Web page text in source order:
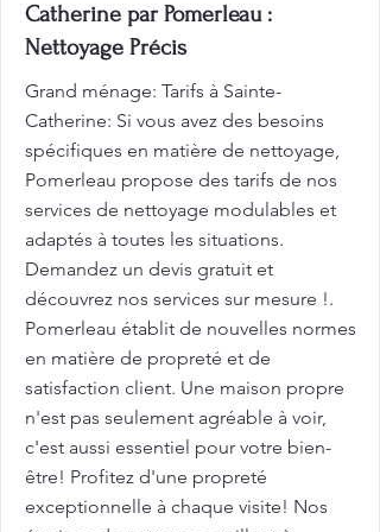
Catherine par Pomerleau :
Nettoyage Précis
Grand ménage: Tarifs à Sainte-
Catherine: Si vous avez des besoins
spécifiques en matière de nettoyage,
Pomerleau propose des tarifs de nos
services de nettoyage modulables et
adaptés à toutes les situations.
Demandez un devis gratuit et
découvrez nos services sur mesure !.
Pomerleau établit de nouvelles normes
en matière de propreté et de
satisfaction client. Une maison propre
n'est pas seulement agréable à voir,
c'est aussi essentiel pour votre bien-
être! Profitez d'une propreté
exceptionnelle à chaque visite! Nos